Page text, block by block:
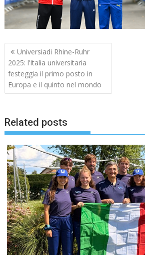
Navigazione
articoli
Universiadi Rhine-Ruhr
2025: l’Italia universitaria
festeggia il primo posto in
Europa e il quinto nel mondo
Related posts